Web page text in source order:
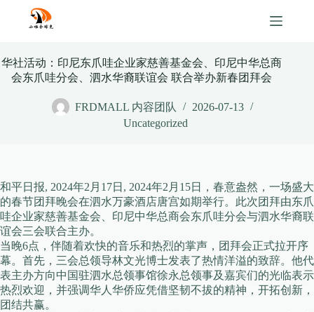
content
华社活动：印尼东爪哇企业家慈善基金会、印尼中华总商
会东爪哇分会、泗水华裔联谊会 联合举办新春团拜会
FRDMALL 内容团队
2026-07-13
Uncategorized
和平日报, 2024年2月17日, 2024年2月15日，春意盎然，一场盛大
的春节团拜晚会在泗水万豪酒店唐宫如期举行。此次团拜由东爪
哇企业家慈善基金会、印尼中华总商会东爪哇分会与泗水华裔联
谊会三会联合主办。
当晚6点，伴随着欢快的音乐和热烈的掌声，团拜会正式拉开序
幕。首先，三会总领导林文光博士发表了热情洋溢的致辞。他代
表主办方向中国驻泗水总领事馆徐永总领事及嘉宾们的光临表示
热烈欢迎，并强调华人华侨应凭借坚韧不拔的精神，开拓创新，
团结共赢。